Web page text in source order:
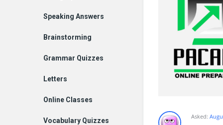
Asked:
Speaking Answers
Brainstorming
Grammar Quizzes
Letters
Online Classes
Vocabulary Quizzes